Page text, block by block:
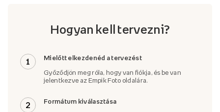
Hogyan kell tervezni?
1 Mielőtt elkezdenéd a tervezést
Győződjön meg róla, hogy van fiókja, és be van
jelentkezve az Empik Foto oldalára.
2 Formátum kiválasztása